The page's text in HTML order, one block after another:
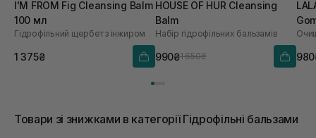
I'M FROM Fig Cleansing Balm
100 мл
Гідрофільний щербет з інжиром
1 375₴
HOUSE OF HUR Cleansing
Balm
Набір гідрофільних бальзамів
990₴1 650₴
мл
Товари зі знижками в категорії Гідрофільні бальзами